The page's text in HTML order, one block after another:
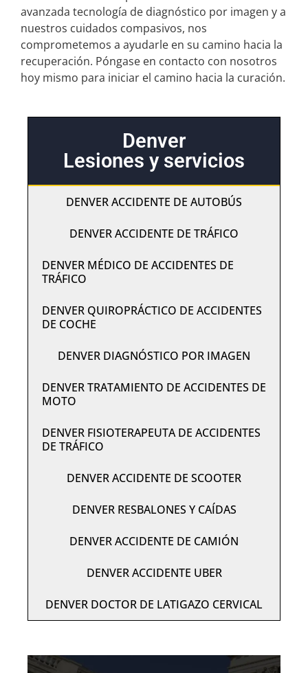
avanzada tecnología de diagnóstico por imagen y a
nuestros cuidados compasivos, nos
comprometemos a ayudarle en su camino hacia la
recuperación. Póngase en contacto con nosotros
hoy mismo para iniciar el camino hacia la curación.
Denver
Lesiones y servicios
DENVER ACCIDENTE DE AUTOBÚS
DENVER ACCIDENTE DE TRÁFICO
DENVER MÉDICO DE ACCIDENTES DE
TRÁFICO
DENVER QUIROPRÁCTICO DE ACCIDENTES
DE COCHE
DENVER DIAGNÓSTICO POR IMAGEN
DENVER TRATAMIENTO DE ACCIDENTES DE
MOTO
DENVER FISIOTERAPEUTA DE ACCIDENTES
DE TRÁFICO
DENVER ACCIDENTE DE SCOOTER
DENVER RESBALONES Y CAÍDAS
DENVER ACCIDENTE DE CAMIÓN
DENVER ACCIDENTE UBER
DENVER DOCTOR DE LATIGAZO CERVICAL